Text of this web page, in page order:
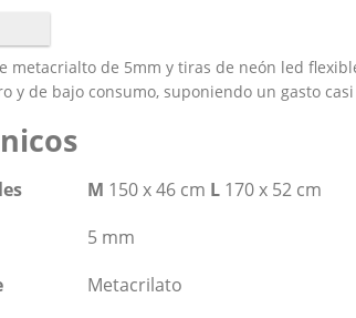
metacrialto de 5mm y tiras de neón led
y de bajo consumo, suponiendo un gasto
M 150 x 46 cm L 170 x 52 cm
5 mm
Metacrilato